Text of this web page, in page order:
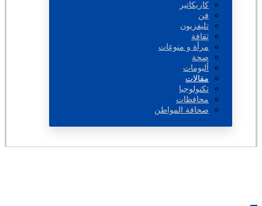
كاريكاتير
فن
تليفزيون
ثقافة
مرأة و منوعات
صحة
ألبومات
مقالات
تكنولوجيا
محافظات
صحافة المواطن